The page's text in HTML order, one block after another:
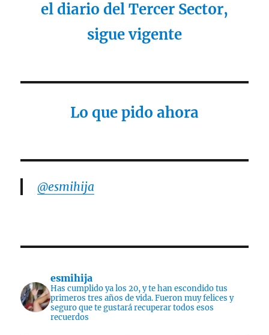
el diario del Tercer Sector,
sigue vigente
Lo que pido ahora
@esmihija
esmihija
Has cumplido ya los 20, y te han escondido tus
primeros tres años de vida. Fueron muy felices y
seguro que te gustará recuperar todos esos
recuerdos